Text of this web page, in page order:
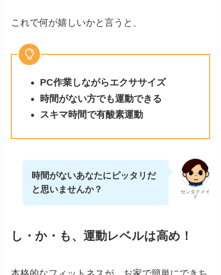
これで何が嬉しいかと言うと、
PC作業しながらエクササイズ
時間がない方でも運動できる
スキマ時間で有酸素運動
センタクメイ
ド
時間がないあなたにピッタリだ
と思いませんか？
し・か・も、運動レベルは高め！